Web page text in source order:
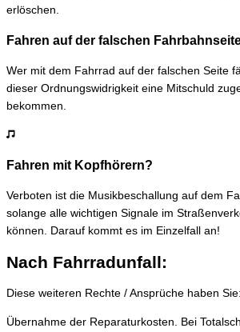
erlöschen.
Fahren auf der falschen
Wer mit dem Fahrrad auf der falschen Seite
dieser Ordnungswidrigkeit eine Mitschuld
bekommen.
Fahren mit Kopfhörern?
Verboten ist die Musikbeschallung auf dem
solange alle wichtigen Signale im
können. Darauf kommt es im Einzelfall an!
Nach Fahrradunfall:
Diese weiteren Rechte / Ansprüche haben Sie:
Übernahme der Reparaturkosten. Bei